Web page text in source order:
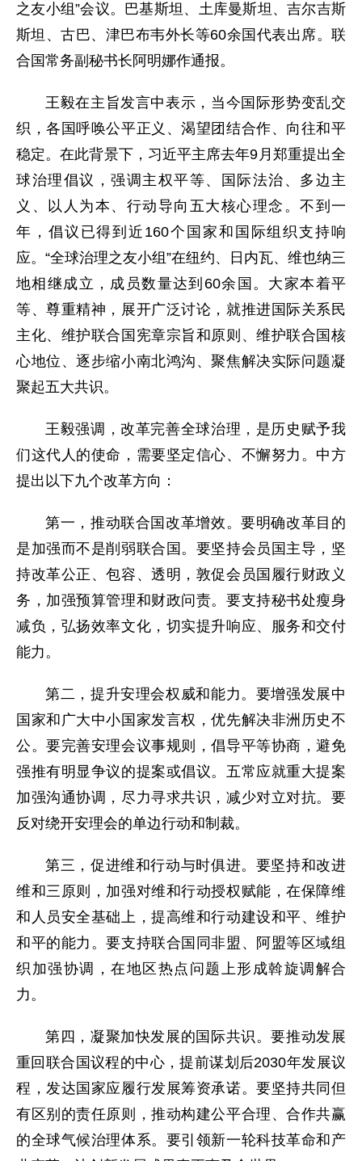
之友小组”会议。巴基斯坦、土库曼斯坦、吉尔吉斯
斯坦、古巴、津巴布韦外长等60余国代表出席。联
合国常务副秘书长阿明娜作通报。
王毅在主旨发言中表示，当今国际形势变乱交
织，各国呼唤公平正义、渴望团结合作、向往和平
稳定。在此背景下，习近平主席去年9月郑重提出全
球治理倡议，强调主权平等、国际法治、多边主
义、以人为本、行动导向五大核心理念。不到一
年，倡议已得到近160个国家和国际组织支持响
应。“全球治理之友小组”在纽约、日内瓦、维也纳三
地相继成立，成员数量达到60余国。大家本着平
等、尊重精神，展开广泛讨论，就推进国际关系民
主化、维护联合国宪章宗旨和原则、维护联合国核
心地位、逐步缩小南北鸿沟、聚焦解决实际问题凝
聚起五大共识。
王毅强调，改革完善全球治理，是历史赋予我
们这代人的使命，需要坚定信心、不懈努力。中方
提出以下九个改革方向：
第一，推动联合国改革增效。要明确改革目的
是加强而不是削弱联合国。要坚持会员国主导，坚
持改革公正、包容、透明，敦促会员国履行财政义
务，加强预算管理和财政问责。要支持秘书处瘦身
减负，弘扬效率文化，切实提升响应、服务和交付
能力。
第二，提升安理会权威和能力。要增强发展中
国家和广大中小国家发言权，优先解决非洲历史不
公。要完善安理会议事规则，倡导平等协商，避免
强推有明显争议的提案或倡议。五常应就重大提案
加强沟通协调，尽力寻求共识，减少对立对抗。要
反对绕开安理会的单边行动和制裁。
第三，促进维和行动与时俱进。要坚持和改进
维和三原则，加强对维和行动授权赋能，在保障维
和人员安全基础上，提高维和行动建设和平、维护
和平的能力。要支持联合国同非盟、阿盟等区域组
织加强协调，在地区热点问题上形成斡旋调解合
力。
第四，凝聚加快发展的国际共识。要推动发展
重回联合国议程的中心，提前谋划后2030年发展议
程，发达国家应履行发展筹资承诺。要坚持共同但
有区别的责任原则，推动构建公平合理、合作共赢
的全球气候治理体系。要引领新一轮科技革命和产